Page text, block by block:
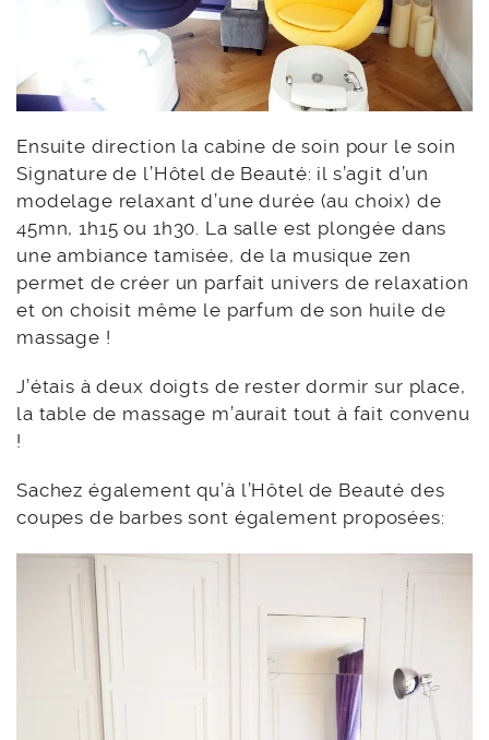
Ensuite direction la cabine de soin pour le soin
Signature de l’Hôtel de Beauté: il s’agit d’un
modelage relaxant d’une durée (au choix) de
45mn, 1h15 ou 1h30. La salle est plongée dans
une ambiance tamisée, de la musique zen
permet de créer un parfait univers de relaxation
et on choisit même le parfum de son huile de
massage !
J’étais à deux doigts de rester dormir sur place,
la table de massage m’aurait tout à fait convenu
!
Sachez également qu’à l’Hôtel de Beauté des
coupes de barbes sont également proposées: